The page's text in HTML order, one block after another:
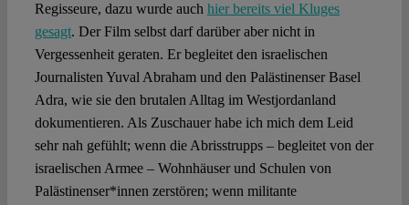
Regisseure, dazu wurde auch hier bereits viel Kluges
gesagt. Der Film selbst darf darüber aber nicht in
Vergessenheit geraten. Er begleitet den israelischen
Journalisten Yuval Abraham und den Palästinenser Basel
Adra, wie sie den brutalen Alltag im Westjordanland
dokumentieren. Als Zuschauer habe ich mich dem Leid
sehr nah gefühlt; wenn die Abrisstrupps – begleitet von der
israelischen Armee – Wohnhäuser und Schulen von
Palästinenser*innen zerstören; wenn militante